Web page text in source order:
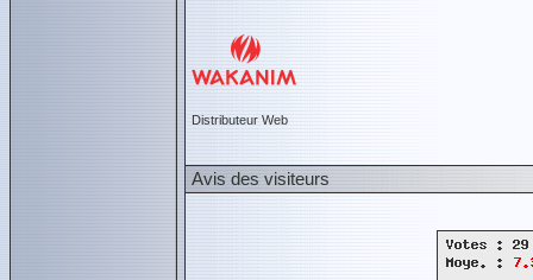
Distributeur Web
Avis des visiteurs